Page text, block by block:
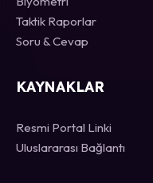
Taktik Raporlar
Soru & Cevap
KAYNAKLAR
Resmi Portal Linki
Uluslararası Bağlantı